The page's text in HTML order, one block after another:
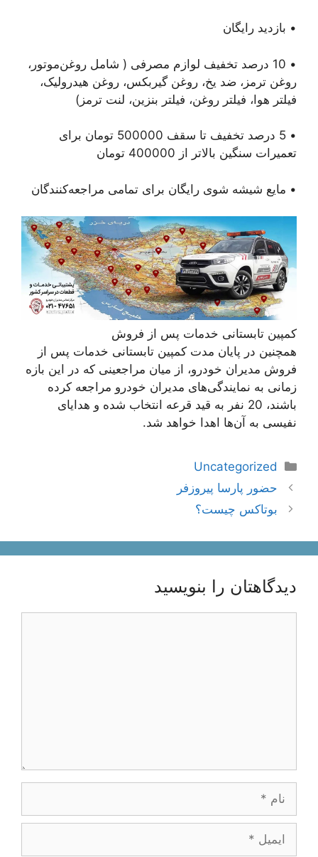
• بازدید رایگان
• 10 درصد تخفیف لوازم مصرفی ( شامل روغن‌موتور،
روغن ترمز، ضد یخ، روغن گیربکس، روغن هیدرولیک،
فیلتر هوا، فیلتر روغن، فیلتر بنزین، لنت ترمز)
• 5 درصد تخفیف تا سقف 500000 تومان برای
تعمیرات سنگین بالاتر از 400000 تومان
• مایع شیشه شوی رایگان برای تمامی مراجعه‌کنندگان
کمپین تابستانی خدمات پس از فروش
همچنین در پایان مدت کمپین تابستانی خدمات پس از
فروش مدیران خودرو، از میان مراجعینی که در این بازه
زمانی به نمایندگی‌های مدیران خودرو مراجعه کرده
باشند، 20 نفر به قید قرعه انتخاب شده و هدایای
نفیسی به آن‌ها اهدا خواهد شد.
دسته‌ها
Uncategorized
ناوبری
نوشته‌ها
حضور پارسا پیروزفر
بوتاکس چیست؟
دیدگاهتان را بنویسید
ایمیل